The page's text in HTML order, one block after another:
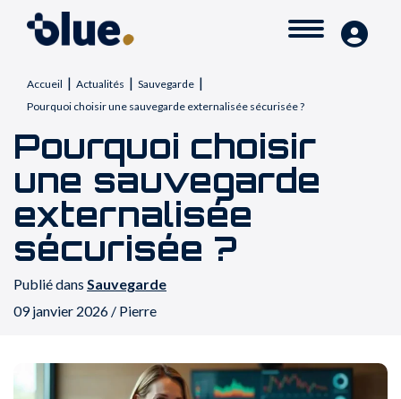
Accueil | Actualités | Sauvegarde |
Pourquoi choisir une sauvegarde externalisée sécurisée ?
Pourquoi choisir
une sauvegarde
externalisée
sécurisée ?
Publié dans Sauvegarde
09 janvier 2026 / Pierre